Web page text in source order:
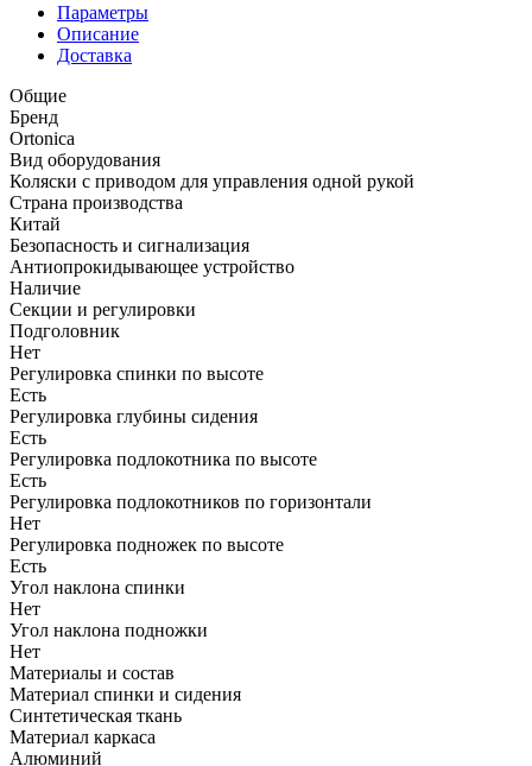
Параметры
Описание
Доставка
Общие
Бренд
Ortonica
Вид оборудования
Коляски с приводом для управления одной рукой
Страна производства
Китай
Безопасность и сигнализация
Антиопрокидывающее устройство
Наличие
Секции и регулировки
Подголовник
Нет
Регулировка спинки по высоте
Есть
Регулировка глубины сидения
Есть
Регулировка подлокотника по высоте
Есть
Регулировка подлокотников по горизонтали
Нет
Регулировка подножек по высоте
Есть
Угол наклона спинки
Нет
Угол наклона подножки
Нет
Материалы и состав
Материал спинки и сидения
Синтетическая ткань
Материал каркаса
Алюминий